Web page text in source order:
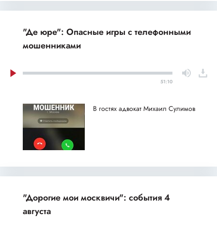
"Де юре": Опасные игры с телефонными
мошенниками
51:10
В гостях адвокат Михаил Сулимов
"Дорогие мои москвичи": события 4
августа